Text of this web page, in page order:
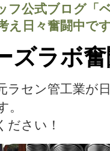
フ公式ブログ「
え日々奮闘中です
ズラボ
ラセン管工業が
。
ださい！